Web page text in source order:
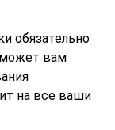
обязательно
вам
на все ваши